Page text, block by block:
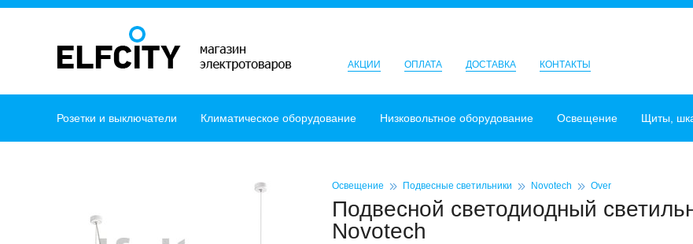
АКЦИИ ОПЛАТА ДОСТАВКА КОНТАКТЫ
Розетки и выключатели Климатическое оборудование Низковольтное оборудование Освещение Щиты,
Освещение Подвесные светильники Novotech Over
Подвесной светодиодный
Novotech